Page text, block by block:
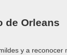
de Orleans
y a reconocer